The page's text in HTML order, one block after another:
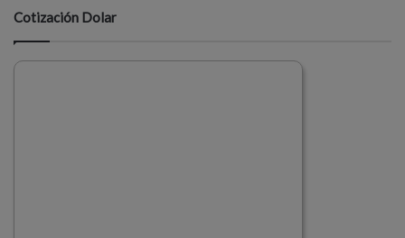
Cotización Dolar